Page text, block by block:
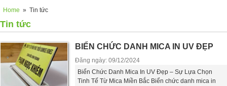
Home » Tin tức
Tin tức
BIỂN CHỨC DANH MICA IN UV ĐẸP
Đăng ngày: 09/12/2024
Biển Chức Danh Mica In UV Đẹp – Sự Lựa Chọn
Tinh Tế Từ Mica Miền Bắc Biển chức danh mica in